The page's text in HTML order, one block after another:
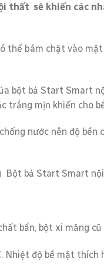
sẽ khiến các
bám chặt vào
bột bả Start Smart
trắng mịn khiến cho
nước nên độ
Bột bả Start Smart
bẩn, bột xi măng
Nhiệt độ bề mặt thích